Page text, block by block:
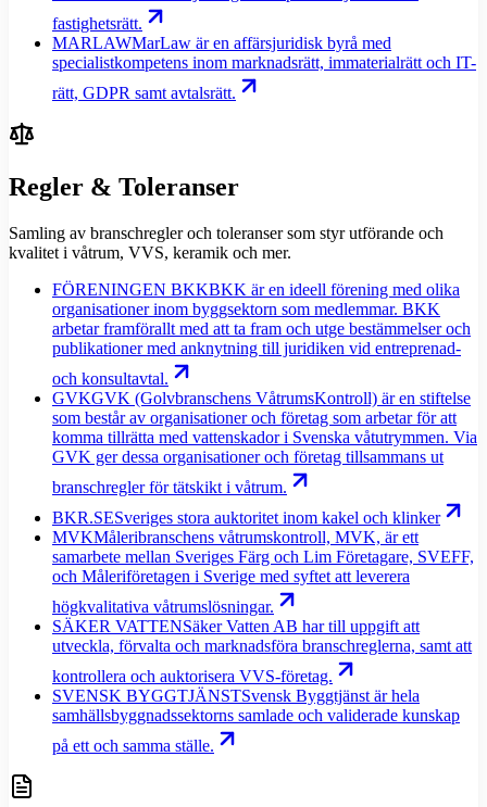
fastighetsrätt.
MARLAWMarLaw är en affärsjuridisk byrå med
specialistkompetens inom marknadsrätt, immaterialrätt och IT-
rätt, GDPR samt avtalsrätt.
Regler & Toleranser
Samling av branschregler och toleranser som styr utförande och
kvalitet i våtrum, VVS, keramik och mer.
FÖRENINGEN BKKBKK är en ideell förening med olika
organisationer inom byggsektorn som medlemmar. BKK
arbetar framförallt med att ta fram och utge bestämmelser och
publikationer med anknytning till juridiken vid entreprenad-
och konsultavtal.
GVKGVK (Golvbranschens VåtrumsKontroll) är en stiftelse
som består av organisationer och företag som arbetar för att
komma tillrätta med vattenskador i Svenska våtutrymmen. Via
GVK ger dessa organisationer och företag tillsammans ut
branschregler för tätskikt i våtrum.
BKR.SESveriges stora auktoritet inom kakel och klinker
MVKMåleribranschens våtrumskontroll, MVK, är ett
samarbete mellan Sveriges Färg och Lim Företagare, SVEFF,
och Måleriföretagen i Sverige med syftet att leverera
högkvalitativa våtrumslösningar.
SÄKER VATTENSäker Vatten AB har till uppgift att
utveckla, förvalta och marknadsföra branschreglerna, samt att
kontrollera och auktorisera VVS-företag.
SVENSK BYGGTJÄNSTSvensk Byggtjänst är hela
samhällsbyggnadssektorns samlade och validerade kunskap
på ett och samma ställe.